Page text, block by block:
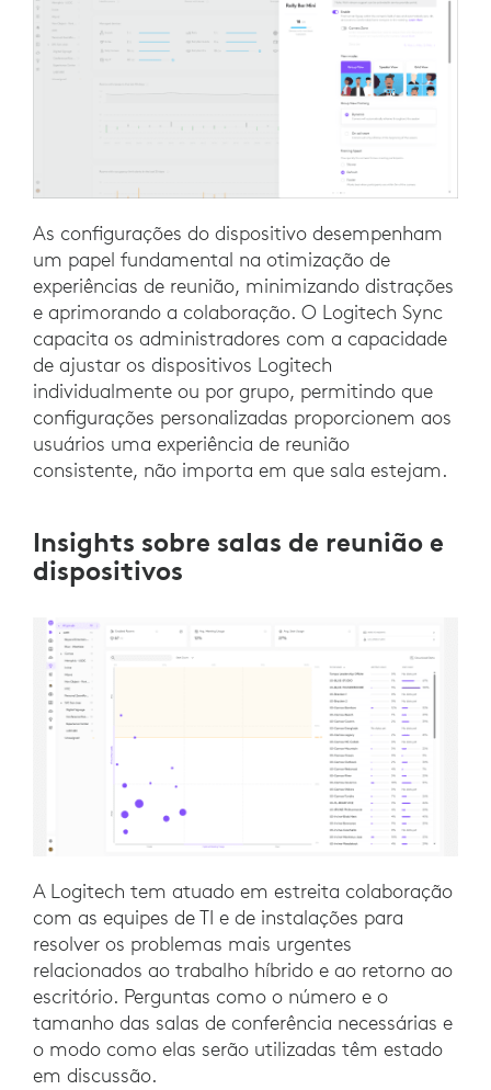
As configurações do dispositivo desempenham
um papel fundamental na otimização de
experiências de reunião, minimizando distrações
e aprimorando a colaboração. O Logitech Sync
capacita os administradores com a capacidade
de ajustar os dispositivos Logitech
individualmente ou por grupo, permitindo que
configurações personalizadas proporcionem aos
usuários uma experiência de reunião
consistente, não importa em que sala estejam.
Insights sobre salas de reunião e
dispositivos
A Logitech tem atuado em estreita colaboração
com as equipes de TI e de instalações para
resolver os problemas mais urgentes
relacionados ao trabalho híbrido e ao retorno ao
escritório. Perguntas como o número e o
tamanho das salas de conferência necessárias e
o modo como elas serão utilizadas têm estado
em discussão.